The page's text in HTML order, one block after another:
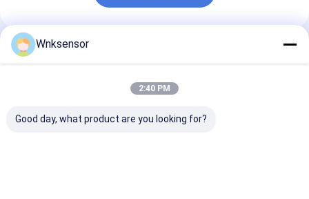
Geadviseerde Producten
Wnksensor
2:40 PM
Good day, what product are you looking for?